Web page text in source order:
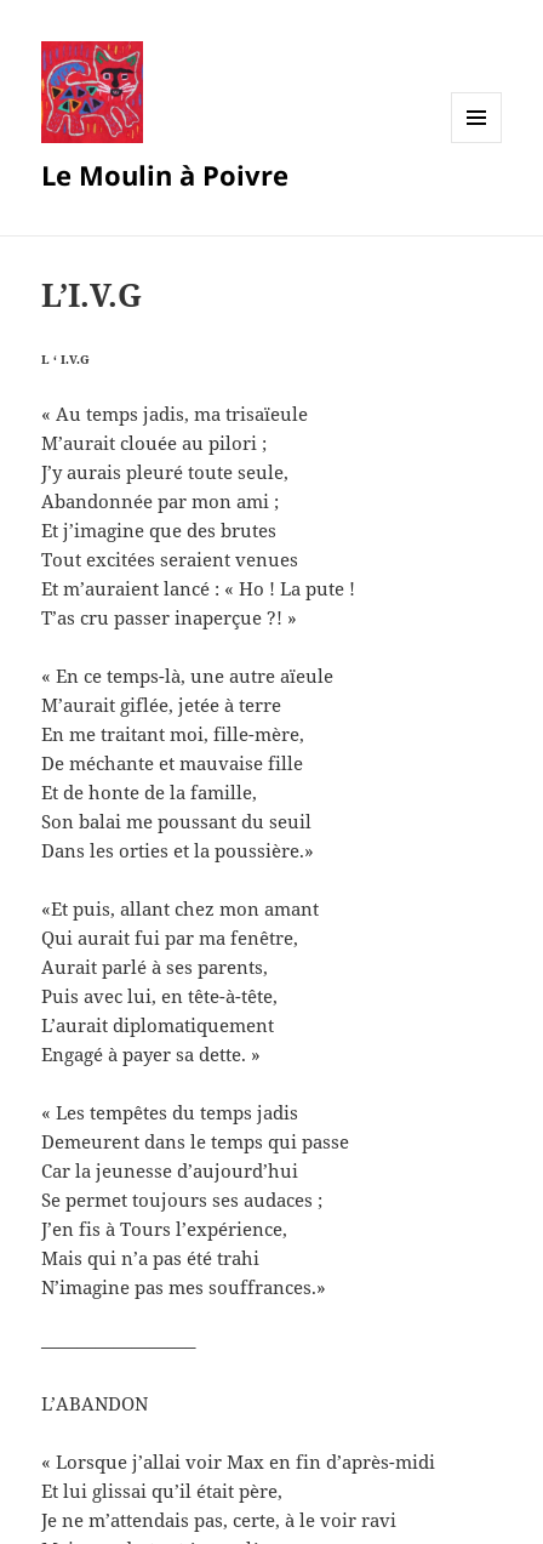
Le Moulin à Poivre
L’I.V.G
L ‘ I.V.G
« Au temps jadis, ma trisaïeule
M’aurait clouée au pilori ;
J’y aurais pleuré toute seule,
Abandonnée par mon ami ;
Et j’imagine que des brutes
Tout excitées seraient venues
Et m’auraient lancé : « Ho ! La pute !
T’as cru passer inaperçue ?! »
« En ce temps-là, une autre aïeule
M’aurait giflée, jetée à terre
En me traitant moi, fille-mère,
De méchante et mauvaise fille
Et de honte de la famille,
Son balai me poussant du seuil
Dans les orties et la poussière.»
«Et puis, allant chez mon amant
Qui aurait fui par ma fenêtre,
Aurait parlé à ses parents,
Puis avec lui, en tête-à-tête,
L’aurait diplomatiquement
Engagé à payer sa dette. »
« Les tempêtes du temps jadis
Demeurent dans le temps qui passe
Car la jeunesse d’aujourd’hui
Se permet toujours ses audaces ;
J’en fis à Tours l’expérience,
Mais qui n’a pas été trahi
N’imagine pas mes souffrances.»
————————–
L’ABANDON
« Lorsque j’allai voir Max en fin d’après-midi
Et lui glissai qu’il était père,
Je ne m’attendais pas, certe, à le voir ravi